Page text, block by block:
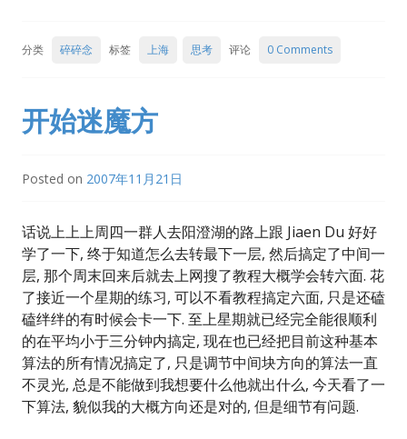
分类 碎碎念 标签 上海 思考 评论 0 Comments
开始迷魔方
Posted on 2007年11月21日
话说上上上周四一群人去阳澄湖的路上跟 Jiaen Du 好好
学了一下, 终于知道怎么去转最下一层, 然后搞定了中间一
层, 那个周末回来后就去上网搜了教程大概学会转六面. 花
了接近一个星期的练习, 可以不看教程搞定六面, 只是还磕
磕绊绊的有时候会卡一下. 至上星期就已经完全能很顺利
的在平均小于三分钟内搞定, 现在也已经把目前这种基本
算法的所有情况搞定了, 只是调节中间块方向的算法一直
不灵光, 总是不能做到我想要什么他就出什么, 今天看了一
下算法, 貌似我的大概方向还是对的, 但是细节有问题.